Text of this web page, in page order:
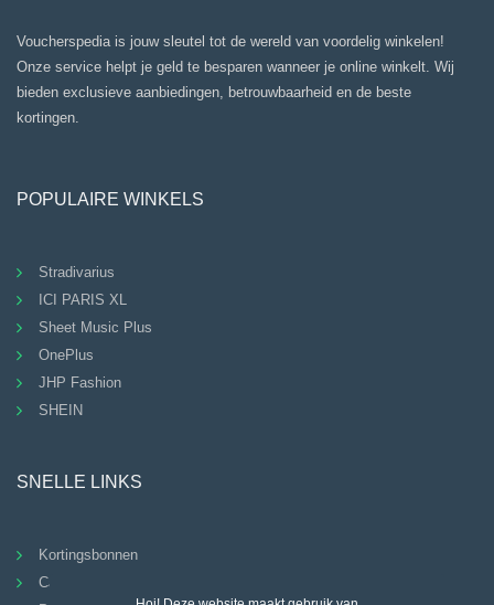
Voucherspedia is jouw sleutel tot de wereld van voordelig winkelen!
Onze service helpt je geld te besparen wanneer je online winkelt. Wij
bieden exclusieve aanbiedingen, betrouwbaarheid en de beste
kortingen.
POPULAIRE WINKELS
Stradivarius
ICI PARIS XL
Sheet Music Plus
OnePlus
JHP Fashion
SHEIN
SNELLE LINKS
Kortingsbonnen
Categorieën